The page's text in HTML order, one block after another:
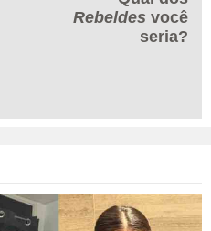
Rebeldes você
seria?